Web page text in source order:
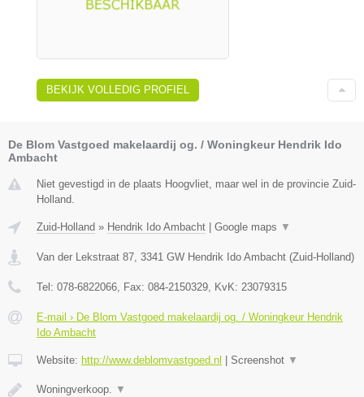
BEKIJK VOLLEDIG PROFIEL
De Blom Vastgoed makelaardij og. / Woningkeur Hendrik Ido
Ambacht
Niet gevestigd in de plaats Hoogvliet, maar wel in de provincie Zuid-
Holland.
Zuid-Holland » Hendrik Ido Ambacht Google maps ▼
Van der Lekstraat 87, 3341 GW Hendrik Ido Ambacht (Zuid-Holland)
Tel: 078-6822066, Fax: 084-2150329, KvK: 23079315
E-mail › De Blom Vastgoed makelaardij og. / Woningkeur Hendrik
Ido Ambacht
Website: http://www.deblomvastgoed.nl Screenshot ▼
Woningverkoop. ▼